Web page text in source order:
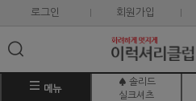
로그인 회원가입
메뉴
♠ 솔리드
실크셔츠